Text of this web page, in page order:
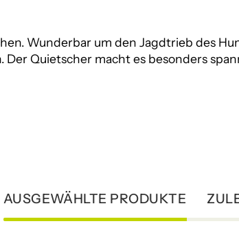
Wunderbar um den Jagdtrieb des
Quietscher macht es besonders
AUSGEWÄHLTE PRODUKTE